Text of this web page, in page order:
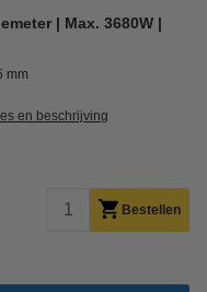
| Max. 3680W |
mm
en beschrijving
Bestellen